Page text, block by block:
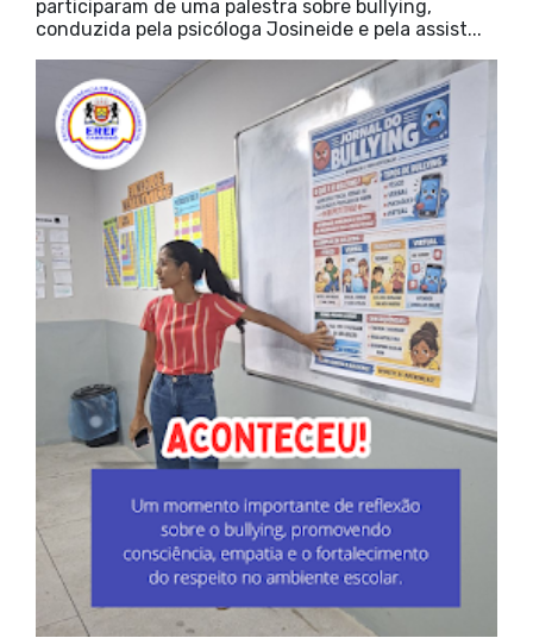
participaram de uma palestra sobre bullying,
conduzida pela psicóloga Josineide e pela assist...